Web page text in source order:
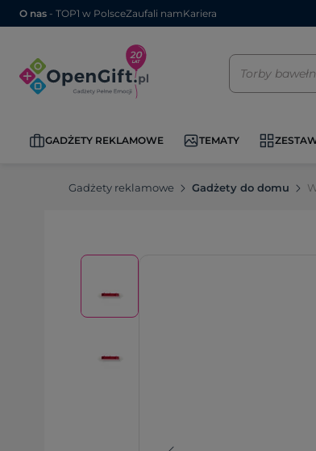
O nas - TOP1 w PolsceZaufali namKariera
GADŻETY REKLAMOWE TEMATY
Gadżety reklamowe Gadżety do domu